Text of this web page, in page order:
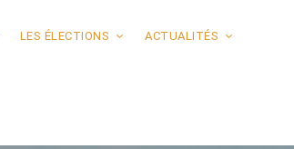
LES ÉLECTIONS ACTUALITÉS